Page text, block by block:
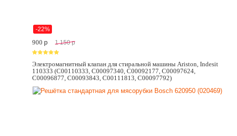
-22%
900 p 1 150 p
Электромагнитный клапан для стиральной машины Ariston, Indesit
110333 (C00110333, C00097340, C00092177, C00097624,
C00096877, C00093843, C00111813, C00097792)